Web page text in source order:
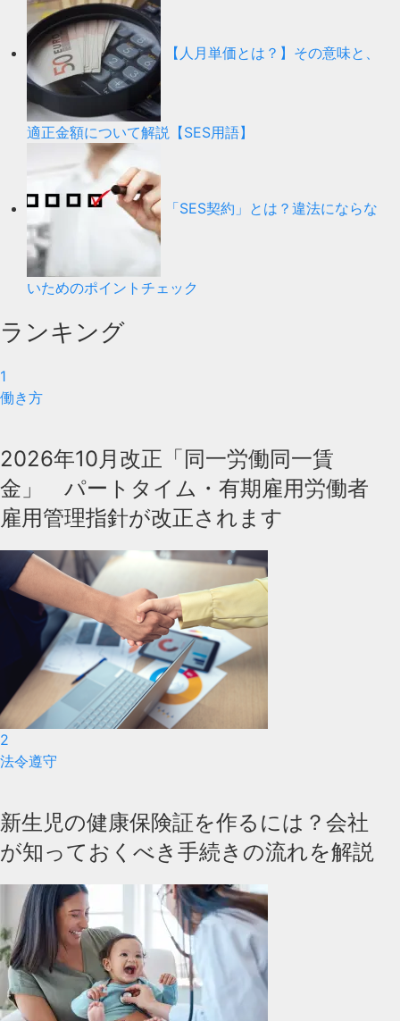
【人月単価とは？】その意味と、
適正金額について解説【SES用語】
「SES契約」とは？違法にならな
いためのポイントチェック
ランキング
1
働き方
2026年10月改正「同一労働同一賃
金」 パートタイム・有期雇用労働者
雇用管理指針が改正されます
2
法令遵守
新生児の健康保険証を作るには？会社
が知っておくべき手続きの流れを解説